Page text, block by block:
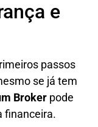
e
passos
se já tem
Broker pode
financeira.